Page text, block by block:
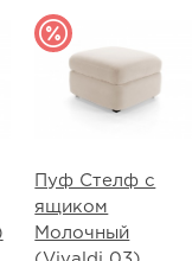
Пуф Стелф с
ящиком
Молочный